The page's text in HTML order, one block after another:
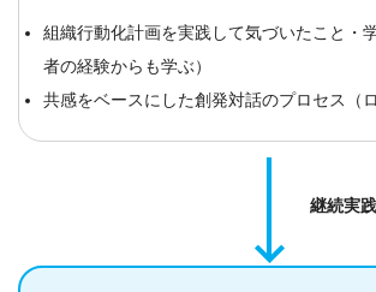
組織行動化計画を実践して気づいたこと・
者の経験からも学ぶ）
共感をベースにした創発対話のプロセス（
継続実践